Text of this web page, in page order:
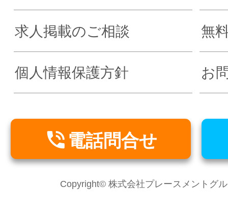
求人掲載のご相談 無
個人情報保護方針 お
 電話問合せ
Copyright© 株式会社プレースメントグ